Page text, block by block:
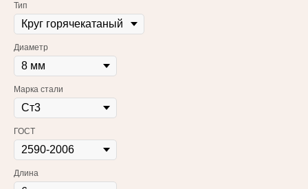
Тип
Диаметр
Марка стали
ГОСТ
Длина